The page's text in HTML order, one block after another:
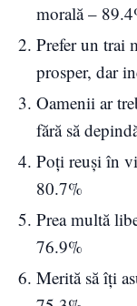
morală –
Prefer un trai
prosper, dar
Oamenii ar
fără să
Poți reuși în
80.7%
Prea multă
76.9%
Merită să îți